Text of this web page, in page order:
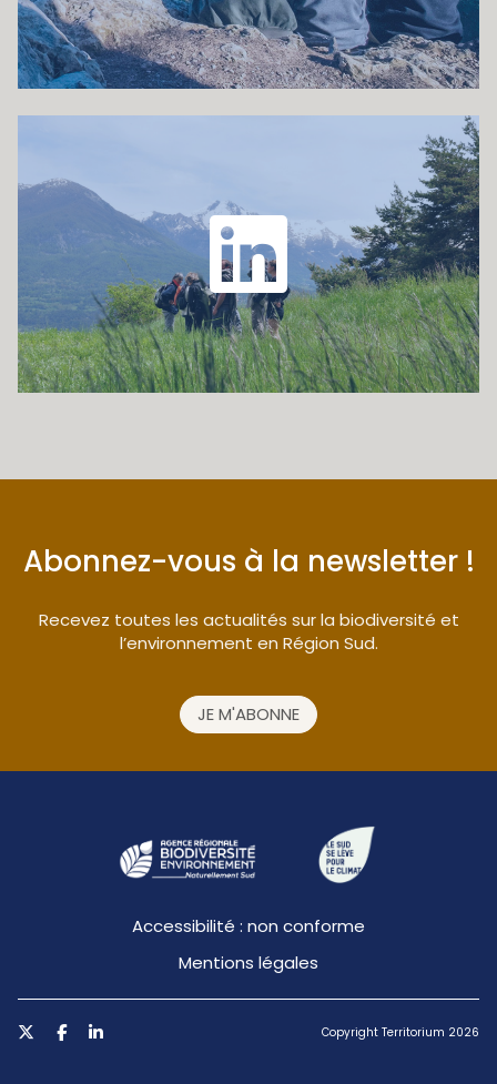
Abonnez-vous à la newsletter !
Recevez toutes les actualités sur la biodiversité et
l’environnement en Région Sud.
JE M'ABONNE
Accessibilité : non conforme
Mentions légales
Copyright Territorium 2026